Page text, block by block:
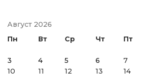
Август 2026
Пн
Вт Ср Чт Пт
3
4 5 6 7
10
11 12 13 14